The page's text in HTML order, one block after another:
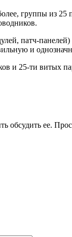
группы из
патч-
и
и 25-ти витых
обсудить ее.